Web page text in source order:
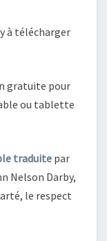
à télécharger
gratuite pour
ou tablette
traduite par
Nelson Darby,
le respect